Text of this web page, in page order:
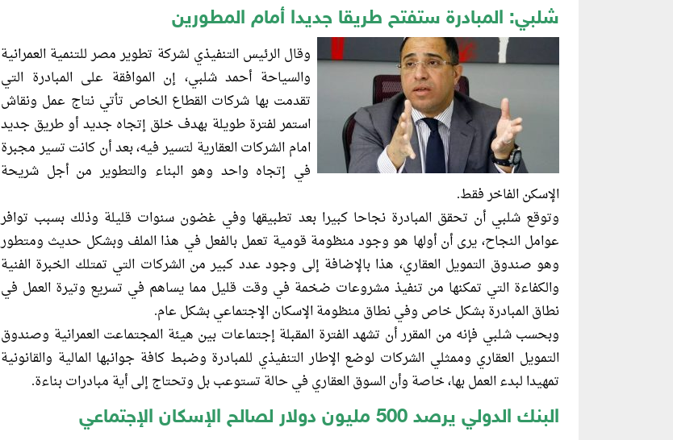
شلبي: المبادرة ستفتح طريقا جديدا أمام المطورين
وقال الرئيس التنفيذي لشركة تطوير مصر للتنمية العمرانية
والسياحة أحمد شلبي، إن الموافقة على المبادرة التي
تقدمت بها شركات القطاع الخاص تأتي نتاج عمل ونقاش
استمر لفترة طويلة بهدف خلق إتجاه جديد أو طريق جديد
امام الشركات العقارية لتسير فيه، بعد أن كانت تسير مجبرة
في إتجاه واحد وهو البناء والتطوير من أجل شريحة
الإسكن الفاخر فقط.
وتوقع شلبي أن تحقق المبادرة نجاحا كبيرا بعد تطبيقها وفي غضون سنوات قليلة وذلك بسبب توافر
عوامل النجاح، يرى أن أولها هو وجود منظومة قومية تعمل بالفعل في هذا الملف وبشكل حديث ومتطور
وهو صندوق التمويل العقاري، هذا بالإضافة إلى وجود عدد كبير من الشركات التي تمتلك الخبرة الفنية
والكفاءة التي تمكنها من تنفيذ مشروعات ضخمة في وقت قليل مما يساهم في تسريع وتيرة العمل في
نطاق المبادرة بشكل خاص وفي نطاق منظومة الإسكان الإجتماعي بشكل عام.
وبحسب شلبي فإنه من المقرر أن تشهد الفترة المقبلة إجتماعات بين هيئة المجتماعت العمرانية وصندوق
التمويل العقاري وممثلي الشركات لوضع الإطار التنفيذي للمبادرة وضبط كافة جوانبها المالية والقانونية
تمهيدا لبدء العمل بها، خاصة وأن السوق العقاري في حالة تستوعب بل وتحتاج إلى أية مبادرات بناءة.
البنك الدولي يرصد 500 مليون دولار لصالح الإسكان الإجتماعي